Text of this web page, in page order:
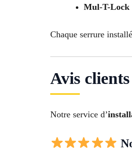
Mul-T-Lock
Chaque serrure
Avis
Notre service d’